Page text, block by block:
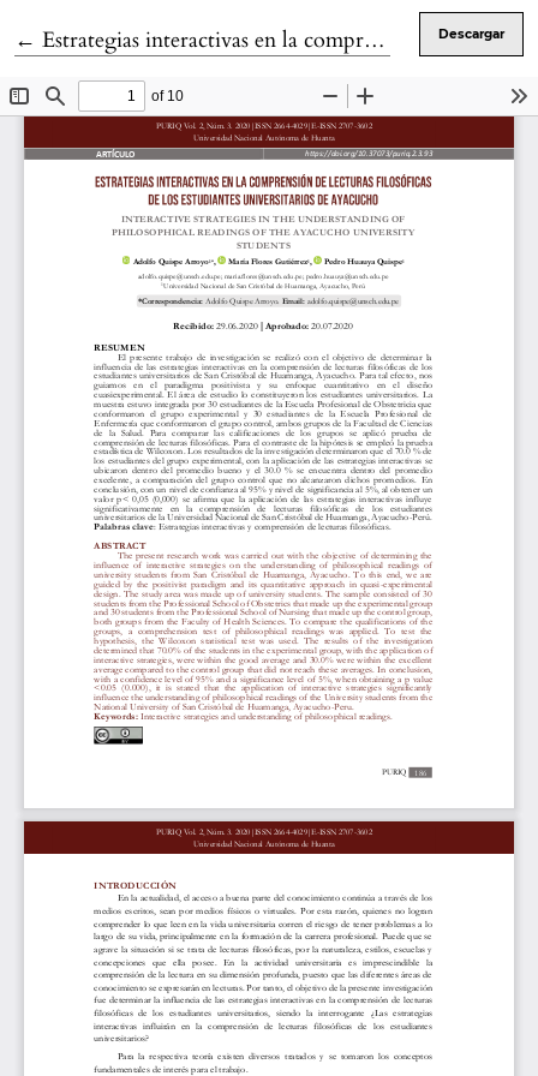
← Volver a los detalles del artículo
Estrategias interactivas en la comprensión de lecturas filosóficas de los estudiantes universitarios de Ayacucho Descargar